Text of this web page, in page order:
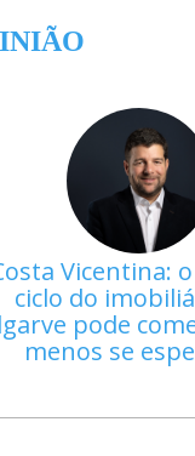
Vicentina:
ciclo do
pode
menos se